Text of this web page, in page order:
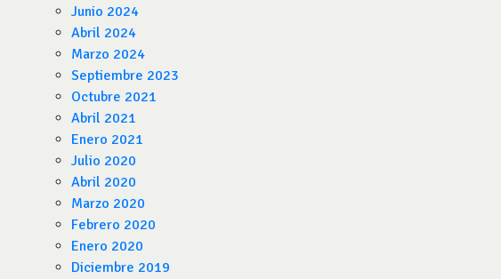
Junio 2024
Abril 2024
Marzo 2024
Septiembre 2023
Octubre 2021
Abril 2021
Enero 2021
Julio 2020
Abril 2020
Marzo 2020
Febrero 2020
Enero 2020
Diciembre 2019